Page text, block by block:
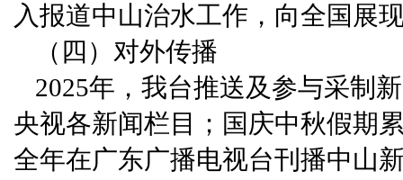
入报道中山治水工作，向全国展
（四）对外传播
2025年，我台推送及参与采制
央视各新闻栏目；国庆中秋假期
全年在广东广播电视台刊播中山